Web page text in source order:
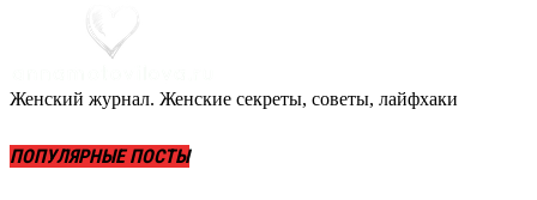
Женский журнал. Женские секреты, советы, лайфхаки
ПОПУЛЯРНЫЕ ПОСТЫ